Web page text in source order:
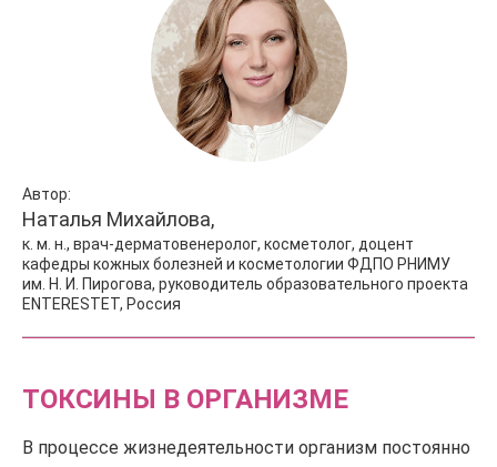
Автор:
Наталья Михайлова,
к. м. н., врач-дерматовенеролог, косметолог, доцент
кафедры кожных болезней и косметологии ФДПО РНИМУ
им. Н. И. Пирогова, руководитель образовательного проекта
ENTERESTET, Россия
ТОКСИНЫ В ОРГАНИЗМЕ
В процессе жизнедеятельности организм постоянно